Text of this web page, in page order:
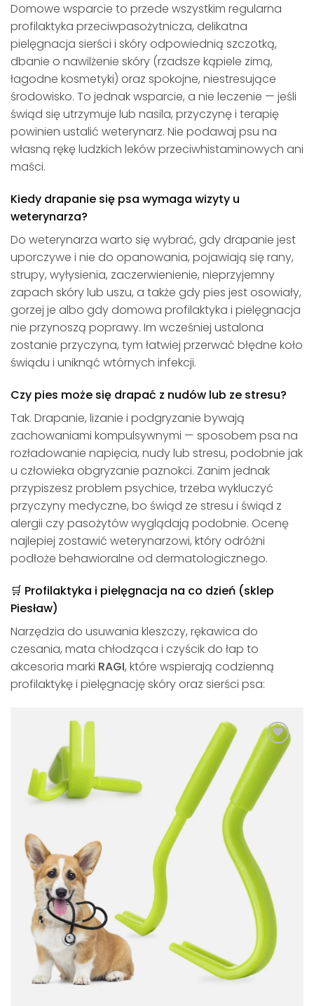
Domowe wsparcie to przede wszystkim regularna
profilaktyka przeciwpasożytnicza, delikatna
pielęgnacja sierści i skóry odpowiednią szczotką,
dbanie o nawilżenie skóry (rzadsze kąpiele zimą,
łagodne kosmetyki) oraz spokojne, niestresujące
środowisko. To jednak wsparcie, a nie leczenie — jeśli
świąd się utrzymuje lub nasila, przyczynę i terapię
powinien ustalić weterynarz. Nie podawaj psu na
własną rękę ludzkich leków przeciwhistaminowych ani
maści.
Kiedy drapanie się psa wymaga wizyty u
weterynarza?
Do weterynarza warto się wybrać, gdy drapanie jest
uporczywe i nie do opanowania, pojawiają się rany,
strupy, wyłysienia, zaczerwienienie, nieprzyjemny
zapach skóry lub uszu, a także gdy pies jest osowiały,
gorzej je albo gdy domowa profilaktyka i pielęgnacja
nie przynoszą poprawy. Im wcześniej ustalona
zostanie przyczyna, tym łatwiej przerwać błędne koło
świądu i uniknąć wtórnych infekcji.
Czy pies może się drapać z nudów lub ze stresu?
Tak. Drapanie, lizanie i podgryzanie bywają
zachowaniami kompulsywnymi — sposobem psa na
rozładowanie napięcia, nudy lub stresu, podobnie jak
u człowieka obgryzanie paznokci. Zanim jednak
przypiszesz problem psychice, trzeba wykluczyć
przyczyny medyczne, bo świąd ze stresu i świąd z
alergii czy pasożytów wyglądają podobnie. Ocenę
najlepiej zostawić weterynarzowi, który odróżni
podłoże behawioralne od dermatologicznego.
🛒 Profilaktyka i pielęgnacja na co dzień (sklep
Piesław)
Narzędzia do usuwania kleszczy, rękawica do
czesania, mata chłodząca i czyścik do łap to
akcesoria marki RAGI, które wspierają codzienną
profilaktykę i pielęgnację skóry oraz sierści psa:
Dodaj
do
listy
życzeń